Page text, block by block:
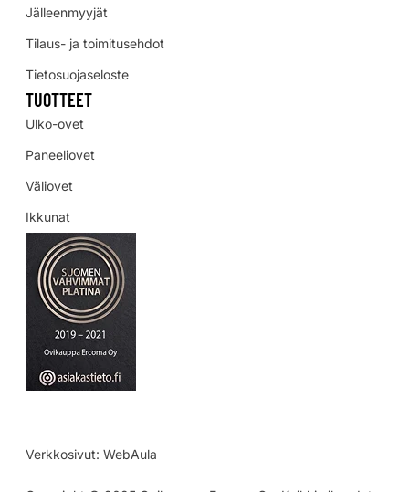
Jälleenmyyjät
Tilaus- ja toimitusehdot
Tietosuojaseloste
TUOTTEET
Ulko-ovet
Paneeliovet
Väliovet
Ikkunat
Verkkosivut: WebAula